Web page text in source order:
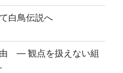
白鳥伝説へ
由 ― 観点を扱えない組